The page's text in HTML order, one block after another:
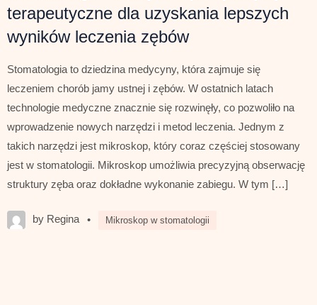
terapeutyczne dla uzyskania lepszych
wyników leczenia zębów
Stomatologia to dziedzina medycyny, która zajmuje się
leczeniem chorób jamy ustnej i zębów. W ostatnich latach
technologie medyczne znacznie się rozwinęły, co pozwoliło na
wprowadzenie nowych narzędzi i metod leczenia. Jednym z
takich narzędzi jest mikroskop, który coraz częściej stosowany
jest w stomatologii. Mikroskop umożliwia precyzyjną obserwację
struktury zęba oraz dokładne wykonanie zabiegu. W tym […]
by Regina • Mikroskop w stomatologii